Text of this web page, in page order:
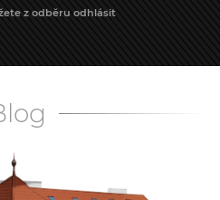
z odběru odhlásit